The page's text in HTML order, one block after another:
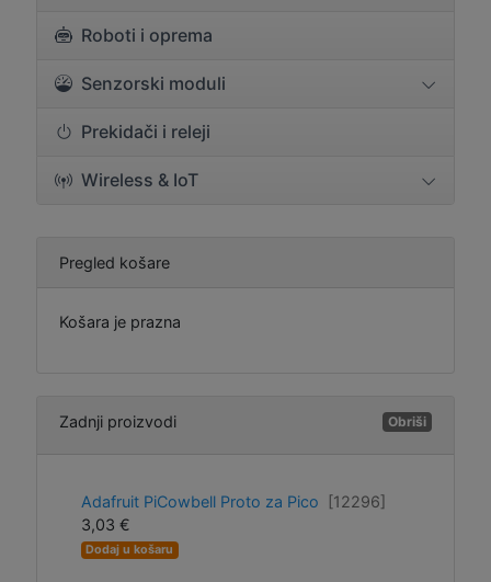
Roboti i oprema
Senzorski moduli
Prekidači i releji
Wireless & IoT
Pregled košare
Košara je prazna
Zadnji proizvodi Obriši
Adafruit PiCowbell Proto za Pico
[12296]
3,03 €
Dodaj u košaru